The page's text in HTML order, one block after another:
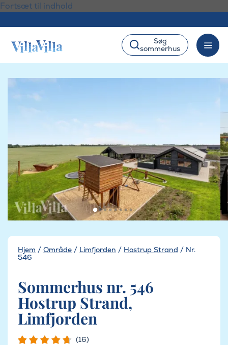
Fortsæt til indhold
Søg
sommerhus
Hjem / Område / Limfjorden / Hostrup Strand / Nr.
546
Sommerhus nr. 546
Hostrup Strand,
Limfjorden
(16)